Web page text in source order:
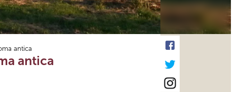
antica
antica